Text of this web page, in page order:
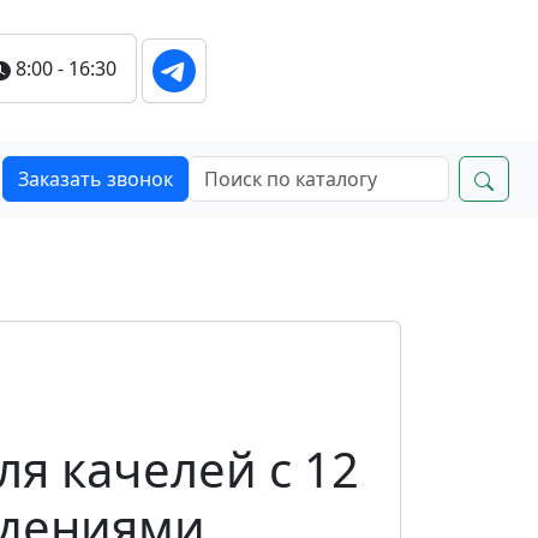
8:00 - 16:30
Заказать звонок
качелей с 12